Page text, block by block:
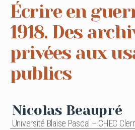
Écrire en
1918. Des
privées aux
publics
Nicolas Beaupré
Université Blaise Pascal – CHEC